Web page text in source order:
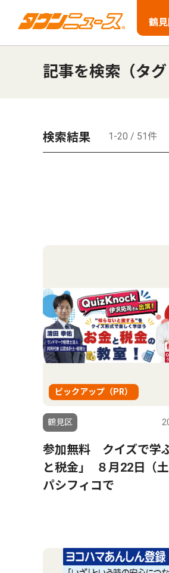
鶴
記事を検索（タグ
検索結果 1-20 / 51件
ピックアップ（PR）
鶴見区
参加無料 クイズで学
と税金｣ ８月22日（土
パシフィコで